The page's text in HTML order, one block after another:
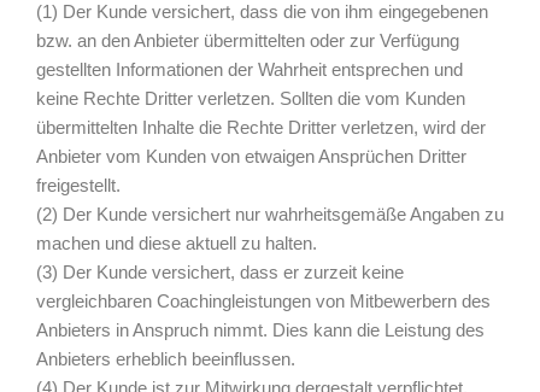
(1) Der Kunde versichert, dass die von ihm eingegebenen
bzw. an den Anbieter übermittelten oder zur Verfügung
gestellten Informationen der Wahrheit entsprechen und
keine Rechte Dritter verletzen. Sollten die vom Kunden
übermittelten Inhalte die Rechte Dritter verletzen, wird der
Anbieter vom Kunden von etwaigen Ansprüchen Dritter
freigestellt.
(2) Der Kunde versichert nur wahrheitsgemäße Angaben zu
machen und diese aktuell zu halten.
(3) Der Kunde versichert, dass er zurzeit keine
vergleichbaren Coachingleistungen von Mitbewerbern des
Anbieters in Anspruch nimmt. Dies kann die Leistung des
Anbieters erheblich beeinflussen.